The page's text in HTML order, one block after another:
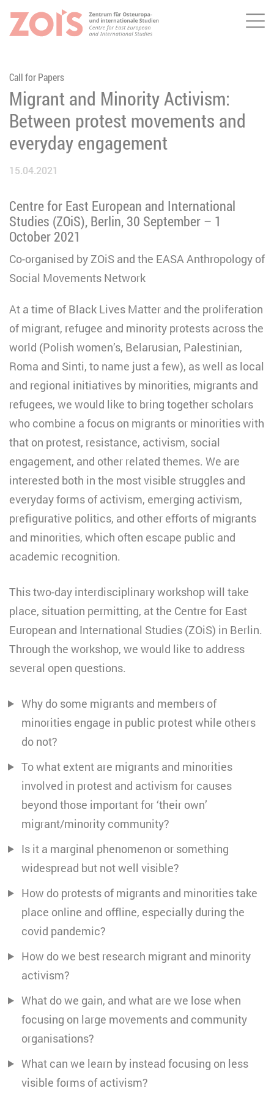
ZUM HAUPTINHALT SPRINGEN
ZUR SUCHE SPRINGEN
Call for Papers
Migrant and Minority Activism:
Between protest movements and
everyday engagement
15.04.2021
Centre for East European and International
Studies (ZOiS), Berlin, 30 September – 1
October 2021
Co-organised by ZOiS and the EASA Anthropology of
Social Movements Network
At a time of Black Lives Matter and the proliferation
of migrant, refugee and minority protests across the
world (Polish women’s, Belarusian, Palestinian,
Roma and Sinti, to name just a few), as well as local
and regional initiatives by minorities, migrants and
refugees, we would like to bring together scholars
who combine a focus on migrants or minorities with
that on protest, resistance, activism, social
engagement, and other related themes. We are
interested both in the most visible struggles and
everyday forms of activism, emerging activism,
prefigurative politics, and other efforts of migrants
and minorities, which often escape public and
academic recognition.
This two-day interdisciplinary workshop will take
place, situation permitting, at the Centre for East
European and International Studies (ZOiS) in Berlin.
Through the workshop, we would like to address
several open questions.
Why do some migrants and members of
minorities engage in public protest while others
do not?
To what extent are migrants and minorities
involved in protest and activism for causes
beyond those important for ‘their own’
migrant/minority community?
Is it a marginal phenomenon or something
widespread but not well visible?
How do protests of migrants and minorities take
place online and offline, especially during the
covid pandemic?
How do we best research migrant and minority
activism?
What do we gain, and what are we lose when
focusing on large movements and community
organisations?
What can we learn by instead focusing on less
visible forms of activism?